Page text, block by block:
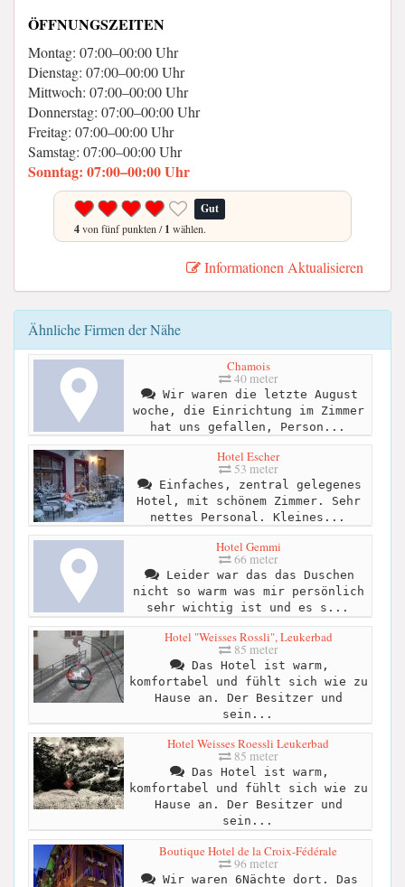
ÖFFNUNGSZEITEN
Montag: 07:00–00:00 Uhr
Dienstag: 07:00–00:00 Uhr
Mittwoch: 07:00–00:00 Uhr
Donnerstag: 07:00–00:00 Uhr
Freitag: 07:00–00:00 Uhr
Samstag: 07:00–00:00 Uhr
Sonntag: 07:00–00:00 Uhr
Gut
4von fünf punkten /1 wählen.
Informationen Aktualisieren
Ähnliche Firmen der Nähe
Chamois
40 meter
Wir waren die letzte August
woche, die Einrichtung im Zimmer
hat uns gefallen, Person...
Hotel Escher
53 meter
Einfaches, zentral gelegenes
Hotel, mit schönem Zimmer. Sehr
nettes Personal. Kleines...
Hotel Gemmi
66 meter
Leider war das das Duschen
nicht so warm was mir persönlich
sehr wichtig ist und es s...
Hotel "Weisses Rossli", Leukerbad
85 meter
Das Hotel ist warm,
komfortabel und fühlt sich wie zu
Hause an. Der Besitzer und
sein...
Hotel Weisses Roessli Leukerbad
85 meter
Das Hotel ist warm,
komfortabel und fühlt sich wie zu
Hause an. Der Besitzer und
sein...
Boutique Hotel de la Croix-Fédérale
96 meter
Wir waren 6Nächte dort. Das